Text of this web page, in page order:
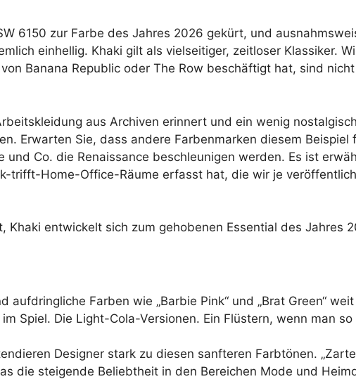
6150 zur Farbe des Jahres 2026 gekürt, und
einhellig. Khaki gilt als vielseitiger, zeitloser Klassiker.
Banana Republic oder The Row beschäftigt hat, sind
aus Archiven erinnert und ein wenig
Erwarten Sie, dass andere Farbenmarken diesem Beispiel
und Co. die Renaissance beschleunigen werden. Es ist
trifft-Home-Office-Räume erfasst hat, die wir je
Khaki entwickelt sich zum gehobenen Essential des Jahres
aufdringliche Farben wie „Barbie Pink“ und „Brat Green“
Spiel. Die Light-Cola-Versionen. Ein Flüstern, wenn man so
Designer stark zu diesen sanfteren Farbtönen.
die steigende Beliebtheit in den Bereichen Mode und